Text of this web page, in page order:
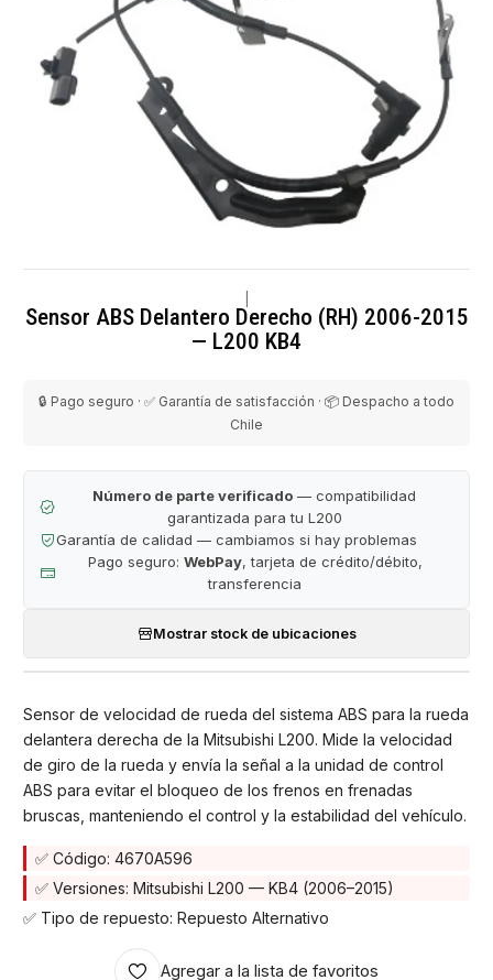
Sensor ABS Delantero Derecho (RH) 2006-2015
— L200 KB4
🔒 Pago seguro · ✅ Garantía de satisfacción · 📦 Despacho a todo
Chile
Número de parte verificado — compatibilidad
garantizada para tu L200
Garantía de calidad — cambiamos si hay problemas
Pago seguro: WebPay, tarjeta de crédito/débito,
transferencia
Mostrar stock de ubicaciones
Sensor de velocidad de rueda del sistema ABS para la rueda
delantera derecha de la Mitsubishi L200. Mide la velocidad
de giro de la rueda y envía la señal a la unidad de control
ABS para evitar el bloqueo de los frenos en frenadas
bruscas, manteniendo el control y la estabilidad del vehículo.
✅ Código: 4670A596
✅ Versiones: Mitsubishi L200 — KB4 (2006–2015)
✅ Tipo de repuesto: Repuesto Alternativo
Agregar a la lista de favoritos